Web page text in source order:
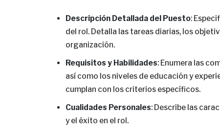
Descripción Detallada del Puesto:
del rol. Detalla las tareas diarias, los
organización.
Requisitos y Habilidades: Enumera las
así como los niveles de educación y
cumplan con los criterios específicos.
Cualidades Personales: Describe las
y el éxito en el rol.